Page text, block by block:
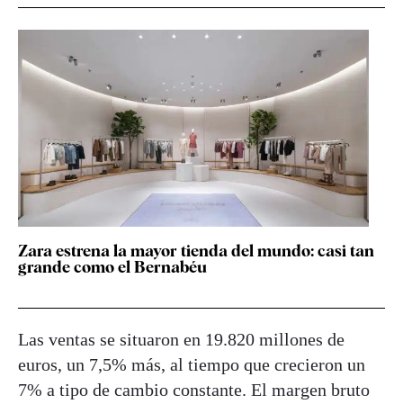
Zara estrena la mayor tienda del mundo: casi tan
grande como el Bernabéu
Las ventas se situaron en 19.820 millones de
euros, un 7,5% más, al tiempo que crecieron un
7% a tipo de cambio constante. El margen bruto